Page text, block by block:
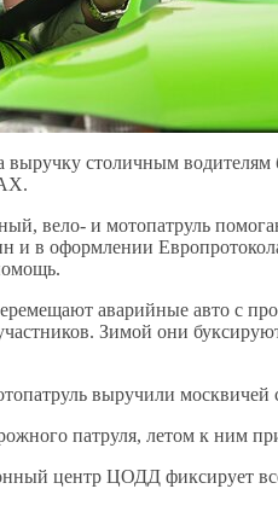
столичным водителям
вело- и мотопатруль
в оформлении
аварийные авто с
Зимой они
выручили
патруля, летом к ним
центр ЦОДД фиксирует